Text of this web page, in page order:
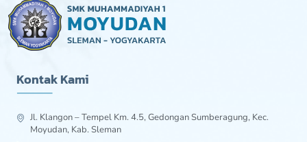
Kontak Kami
Jl. Klangon – Tempel Km. 4.5, Gedongan Sumberagung, Kec.
Moyudan, Kab. Sleman